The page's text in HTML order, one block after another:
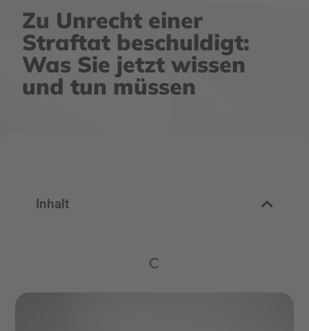
Zu Unrecht einer
Straftat beschuldigt:
Was Sie jetzt wissen
und tun müssen
Inhalt